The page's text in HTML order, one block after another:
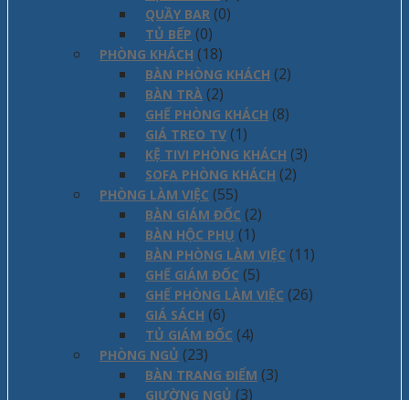
QUẦY BAR (0)
TỦ BẾP (0)
PHÒNG KHÁCH (18)
BÀN PHÒNG KHÁCH (2)
BÀN TRÀ (2)
GHẾ PHÒNG KHÁCH (8)
GIÁ TREO TV (1)
KỆ TIVI PHÒNG KHÁCH (3)
SOFA PHÒNG KHÁCH (2)
PHÒNG LÀM VIỆC (55)
BÀN GIÁM ĐỐC (2)
BÀN HỘC PHỤ (1)
BÀN PHÒNG LÀM VIỆC (11)
GHẾ GIÁM ĐỐC (5)
GHẾ PHÒNG LÀM VIỆC (26)
GIÁ SÁCH (6)
TỦ GIÁM ĐỐC (4)
PHÒNG NGỦ (23)
BÀN TRANG ĐIỂM (3)
GIƯỜNG NGỦ (3)